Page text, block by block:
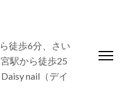
徒歩6分、さい
駅から徒歩25
nail（デイ